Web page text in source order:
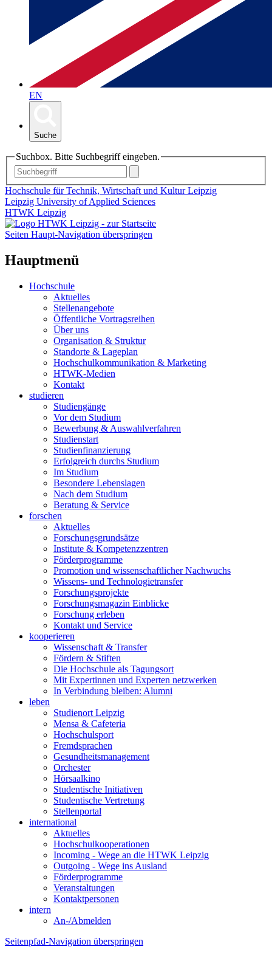
EN
Suche
Suchbox. Bitte Suchbegriff eingeben.
Hochschule für Technik, Wirtschaft und Kultur Leipzig
Leipzig University of Applied Sciences
HTWK Leipzig
Seiten Haupt-Navigation überspringen
Hauptmenü
Hochschule
Aktuelles
Stellenangebote
Öffentliche Vortragsreihen
Über uns
Organisation & Struktur
Standorte & Lageplan
Hochschulkommunikation & Marketing
HTWK-Medien
Kontakt
studieren
Studiengänge
Vor dem Studium
Bewerbung & Auswahlverfahren
Studienstart
Studienfinanzierung
Erfolgreich durchs Studium
Im Studium
Besondere Lebenslagen
Nach dem Studium
Beratung & Service
forschen
Aktuelles
Forschungsgrundsätze
Institute & Kompetenzzentren
Förderprogramme
Promotion und wissenschaftlicher Nachwuchs
Wissens- und Technologietransfer
Forschungsprojekte
Forschungsmagazin Einblicke
Forschung erleben
Kontakt und Service
kooperieren
Wissenschaft & Transfer
Fördern & Stiften
Die Hochschule als Tagungsort
Mit Expertinnen und Experten netzwerken
In Verbindung bleiben: Alumni
leben
Studienort Leipzig
Mensa & Cafeteria
Hochschulsport
Fremdsprachen
Gesundheitsmanagement
Orchester
Hörsaalkino
Studentische Initiativen
Studentische Vertretung
Stellenportal
international
Aktuelles
Hochschulkooperationen
Incoming - Wege an die HTWK Leipzig
Outgoing - Wege ins Ausland
Förderprogramme
Veranstaltungen
Kontaktpersonen
intern
An-/Abmelden
Seitenpfad-Navigation überspringen